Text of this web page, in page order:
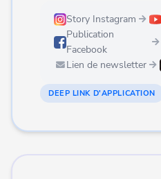
Story Instagram
Publication
Facebook
Lien de newsletter
DEEP LINK D'APPLICATION